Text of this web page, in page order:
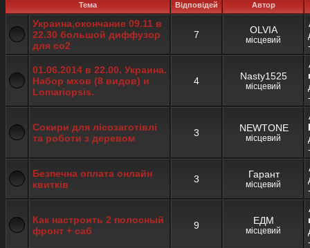
Тема Відповідей Автор
Украина,окончание 09.11 в
22.30 большой диффузор
для со2
7 OLVIA
місцевий
01.06.2014 в 22.00. Украина.
Набор мхов (8 видов) и
Lomariopsis.
4 Nasty1525
місцевий
Сокири для лісозаготівлі
та роботи з деревом
3 NEWTONE
місцевий
Безпечна оплата онлайн
квитків
3 Гарант
місцевий
Как настроить 2 полосный
фронт + саб
9 ЕДМ
місцевий